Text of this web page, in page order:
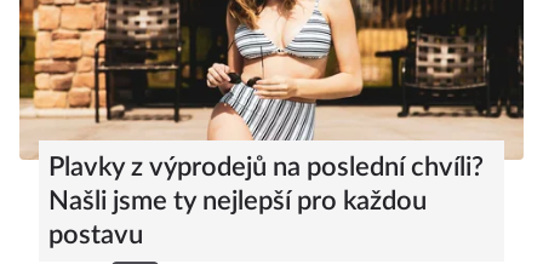
Plavky z výprodejů na poslední chvíli?
Našli jsme ty nejlepší pro každou
postavu